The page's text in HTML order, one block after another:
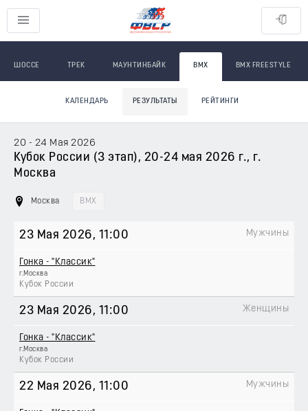
ШОССЕ ТРЕК МАУНТИНБАЙК BMX BMX FREESTYLE
КАЛЕНДАРЬ РЕЗУЛЬТАТЫ РЕЙТИНГИ
20 - 24 Мая 2026
Кубок России (3 этап), 20-24 мая 2026 г., г.
Москва
Москва BMX
23 Мая 2026, 11:00
Гонка - "Классик"
г.Москва
Кубок России
Мужчины
23 Мая 2026, 11:00
Гонка - "Классик"
г.Москва
Кубок России
Женщины
22 Мая 2026, 11:00 Мужчины